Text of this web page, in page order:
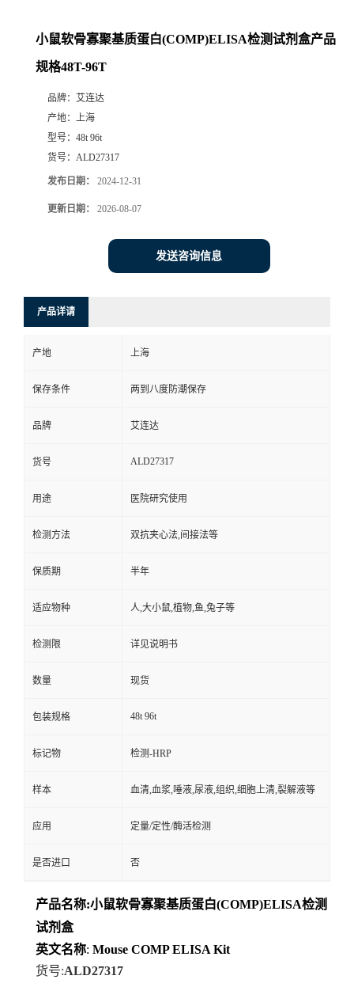
小鼠软骨寡聚基质蛋白(COMP)ELISA检测试剂盒产品
规格48T-96T
品牌： 艾连达
产地： 上海
型号： 48t 96t
货号： ALD27317
发布日期： 2024-12-31
更新日期： 2026-08-07
发送咨询信息
产品详请
产地 上海
保存条件 两到八度防潮保存
品牌 艾连达
货号 ALD27317
用途 医院研究使用
检测方法 双抗夹心法,间接法等
保质期 半年
适应物种 人,大小鼠,植物,鱼,兔子等
检测限 详见说明书
数量 现货
包装规格 48t 96t
标记物 检测-HRP
样本 血清,血浆,唾液,尿液,组织,细胞上清,裂解液等
应用 定量/定性/酶活检测
是否进口 否
产品名称:小鼠软骨寡聚基质蛋白(COMP)ELISA检测
试剂盒
英文名称: Mouse COMPELISA Kit
货号:ALD27317